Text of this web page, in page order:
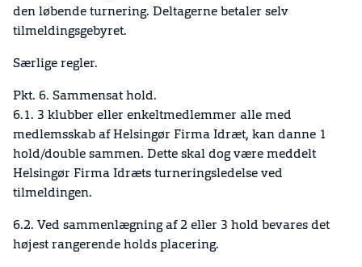
den løbende turnering. Deltagerne betaler selv
tilmeldingsgebyret.
Særlige regler.
Pkt. 6. Sammensat hold.
6.1. 3 klubber eller enkeltmedlemmer alle med
medlemsskab af Helsingør Firma Idræt, kan danne 1
hold/double sammen. Dette skal dog være meddelt
Helsingør Firma Idræts turneringsledelse ved
tilmeldingen.
6.2. Ved sammenlægning af 2 eller 3 hold bevares det
højest rangerende holds placering.